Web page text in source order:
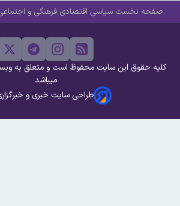
رئیس اتاق اصناف کاشان: کاشت ناخن بدون
خدمات ناخن مداخله در امور پزشکی است
محرز: شاهد افزایش تعداد مراجعه بیماران
تابستان هم می‌تواند شایع شود
صفحه نخست سیاسی اقتصادی فرهنگی و
کلیه حقوق این سایت محفوظ است و متعلق به
میباشد
طراحی سایت خبری و